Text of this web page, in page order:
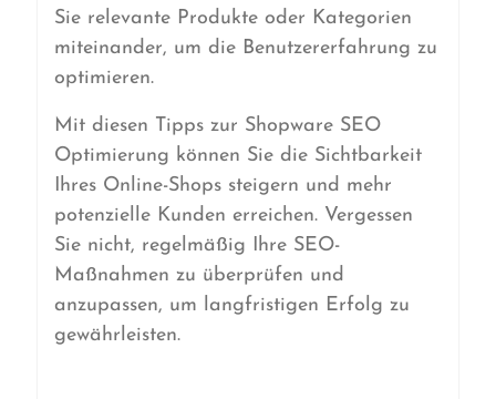
Sie relevante Produkte oder Kategorien
miteinander, um die Benutzererfahrung zu
optimieren.
Mit diesen Tipps zur Shopware SEO
Optimierung können Sie die Sichtbarkeit
Ihres Online-Shops steigern und mehr
potenzielle Kunden erreichen. Vergessen
Sie nicht, regelmäßig Ihre SEO-
Maßnahmen zu überprüfen und
anzupassen, um langfristigen Erfolg zu
gewährleisten.